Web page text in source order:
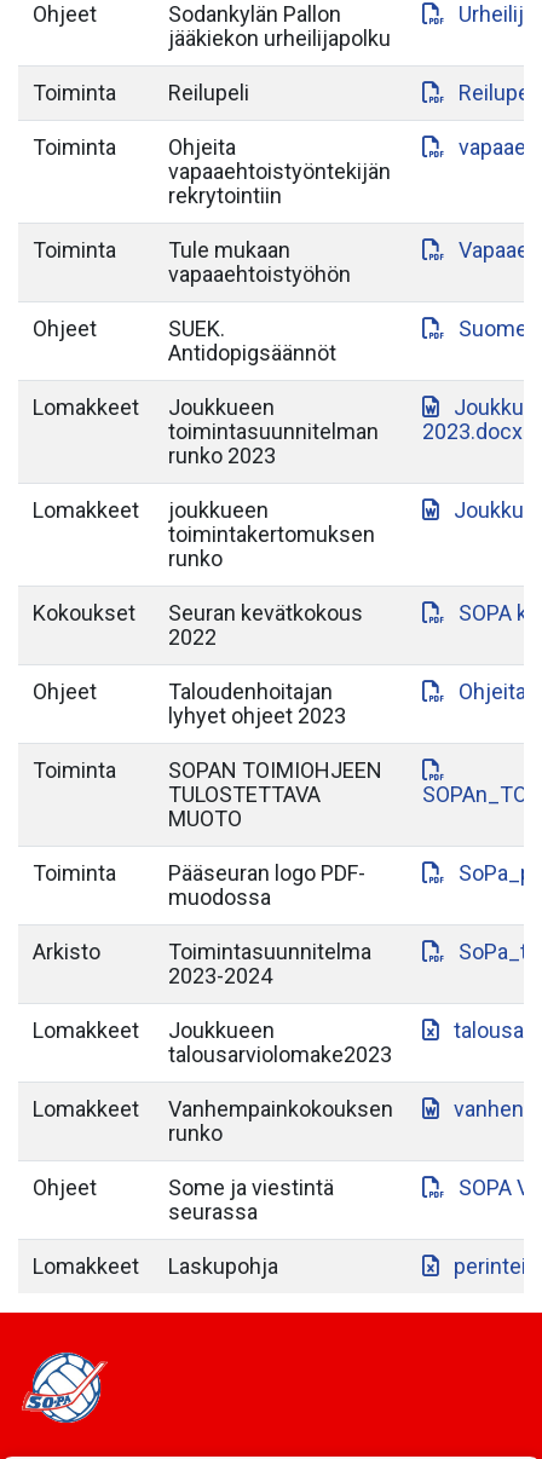
Ohjeet
Sodankylän Pallon
jääkiekon urheilijapolku
Toiminta Reilupeli
Toiminta
Ohjeita
vapaaehtoistyöntekijän
rekrytointiin
Toiminta
Tule mukaan
vapaaehtoistyöhön
Ohjeet
SUEK.
Antidopigsäännöt
Lomakkeet
Joukkueen
toimintasuunnitelman
runko 2023
2023.docx
Lomakkeet
joukkueen
toimintakertomuksen
runko
Kokoukset
Seuran kevätkokous
2022
SOPA
Ohjeet
Taloudenhoitajan
lyhyet ohjeet 2023
Toiminta
SOPAN TOIMIOHJEEN
TULOSTETTAVA
MUOTO
Toiminta
Pääseuran logo PDF-
muodossa
Arkisto
Toimintasuunnitelma
2023-2024
Lomakkeet
Joukkueen
talousarviolomake2023
Lomakkeet
Vanhempainkokouksen
runko
Ohjeet
Some ja viestintä
seurassa
SOPA
Lomakkeet Laskupohja